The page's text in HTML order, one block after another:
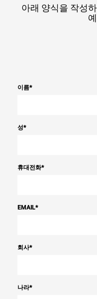
아래 양식을 작성
이름*
성*
휴대전화*
EMAIL*
회사*
나라*